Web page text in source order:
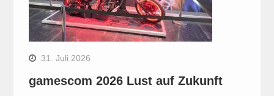
31. Juli 2026
gamescom 2026 Lust auf Zukunft